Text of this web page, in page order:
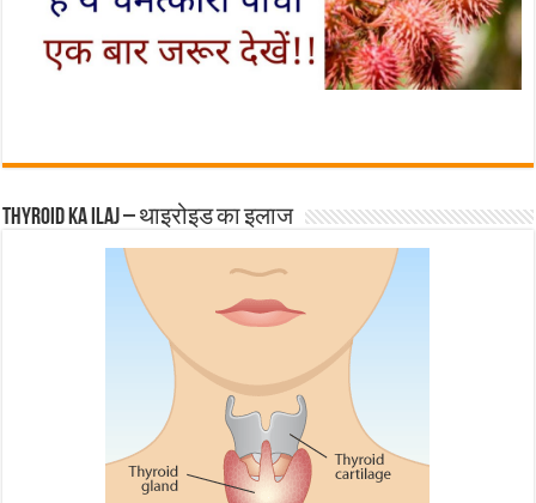
Thyroid ka ilaj – थाइरोइड का इलाज